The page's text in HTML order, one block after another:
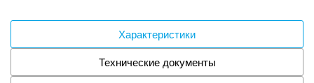
Характеристики
Технические документы